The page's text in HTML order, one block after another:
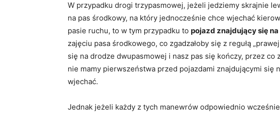
W przypadku drogi trzypasmowej, jeżeli jedziemy skrajnie
na pas środkowy, na który jednocześnie chce wjechać
pasie ruchu, to w tym przypadku to pojazd znajdujący się
zajęciu pasa środkowego, co zgadzałoby się z regułą
się na drodze dwupasmowej i nasz pas się kończy, przez co
nie mamy pierwszeństwa przed pojazdami znajdującymi się
wjechać.
Jednak jeżeli każdy z tych manewrów odpowiednio